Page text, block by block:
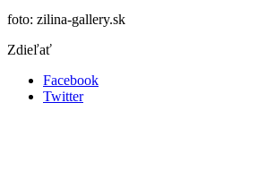
foto: zilina-gallery.sk
Zdieľať
Facebook
Twitter